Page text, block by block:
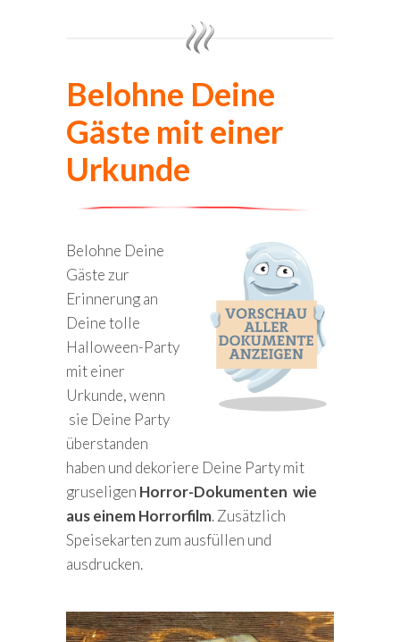
Belohne Deine
Gäste mit einer
Urkunde
Belohne Deine
Gäste zur
Erinnerung an
Deine tolle
Halloween-Party
mit einer
Urkunde, wenn
sie Deine Party
überstanden
haben und dekoriere Deine Party mit
gruseligen Horror-Dokumenten wie
aus einem Horrorfilm. Zusätzlich
Speisekarten zum ausfüllen und
ausdrucken.